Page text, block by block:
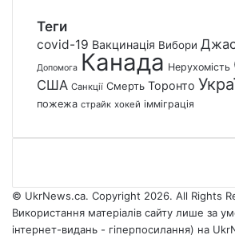
Теги
covid-19 Вакцинація Вибори
Допомога Канада Нерухомість
США Санкції Смерть Торонто
пожежа страйк хокей імміграція
© UkrNews.ca. Copyright 2026. All Rights
Використання матеріалів сайту лише за
інтернет-видань - гіперпосилання) на